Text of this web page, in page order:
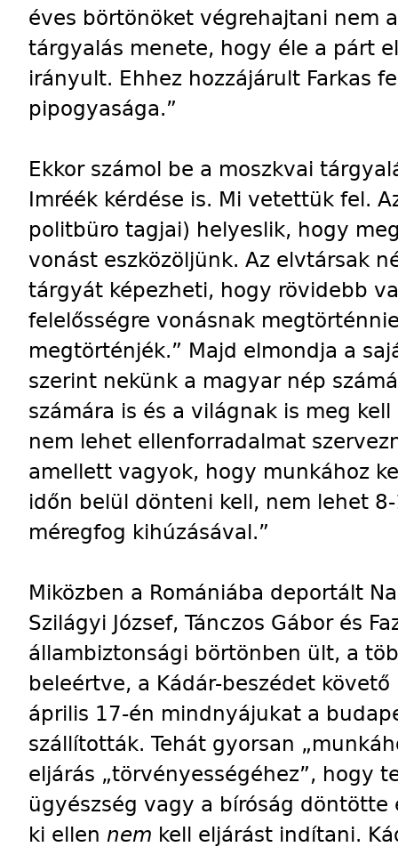
éves börtönöket végrehajtani nem
tárgyalás menete, hogy éle a párt
irányult. Ehhez hozzájárult Farkas
pipogyasága.”
Ekkor számol be a moszkvai
Imréék kérdése is. Mi vetettük fel.
politbüro tagjai) helyeslik, hogy
vonást eszközöljünk. Az elvtársak
tárgyát képezheti, hogy rövidebb
felelősségre vonásnak
megtörténjék.” Majd elmondja a
szerint nekünk a magyar nép
számára is és a világnak is meg
nem lehet ellenforradalmat
amellett vagyok, hogy munkához
időn belül dönteni kell, nem lehet
méregfog kihúzásával.”
Miközben a Romániába deportált
Szilágyi József, Tánczos Gábor és
állambiztonsági börtönben ült, a
beleértve, a Kádár-beszédet
április 17-én mindnyájukat a
szállították. Tehát gyorsan
eljárás „törvényességéhez”, hogy
ügyészség vagy a bíróság
ki ellen nem kell eljárást indítani.